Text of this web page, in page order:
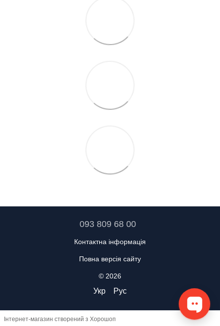
093 809 68 00
Контактна інформація
Повна версія сайту
© 2026
Укр Рус
Інтернет-магазин створений з Хорошоп